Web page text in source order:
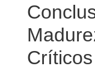
Críticos